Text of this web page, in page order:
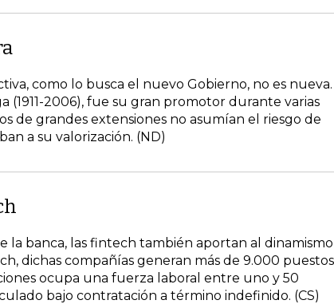
como lo busca el nuevo Gobierno, no es
2006), fue su gran promotor durante varias
de grandes extensiones no asumían el riesgo de
a su valorización. (ND)
banca, las fintech también aportan al dinamismo
dichas compañías generan más de 9.000 puestos
ocupa una fuerza laboral entre uno y 50
bajo contratación a término indefinido. (CS)